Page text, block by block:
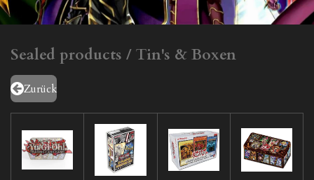
Sealed products / Tin's & Boxen
Zurück